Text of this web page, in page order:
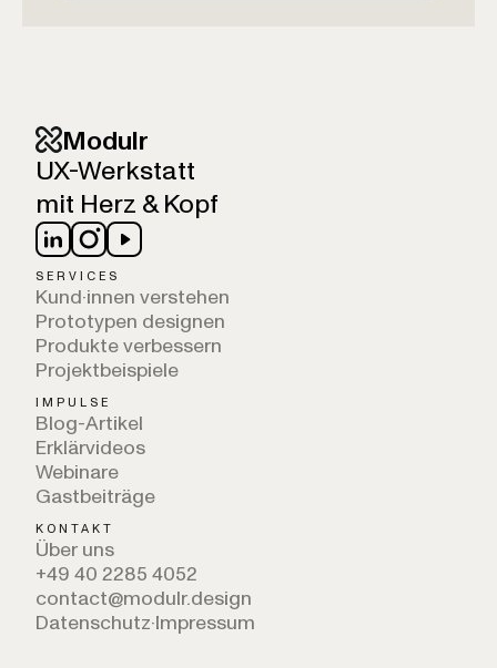
Modulr
UX-Werkstatt
mit Herz & Kopf
SERVICES
Kund·innen verstehen
Prototypen designen
Produkte verbessern
Projektbeispiele
IMPULSE
Blog-Artikel
Erklärvideos
Webinare
Gastbeiträge
KONTAKT
Über uns
+49 40 2285 4052
contact@modulr.design
Datenschutz·Impressum